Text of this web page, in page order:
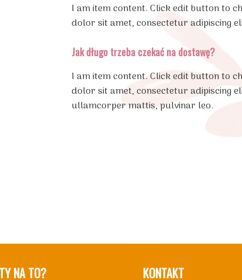
I am item content. Click edit button to
dolor sit amet, consectetur adipiscing
Jak długo trzeba czekać na dostawę?
I am item content. Click edit button to
dolor sit amet, consectetur adipiscing
ullamcorper mattis, pulvinar leo.
NA TO? KONTAKT